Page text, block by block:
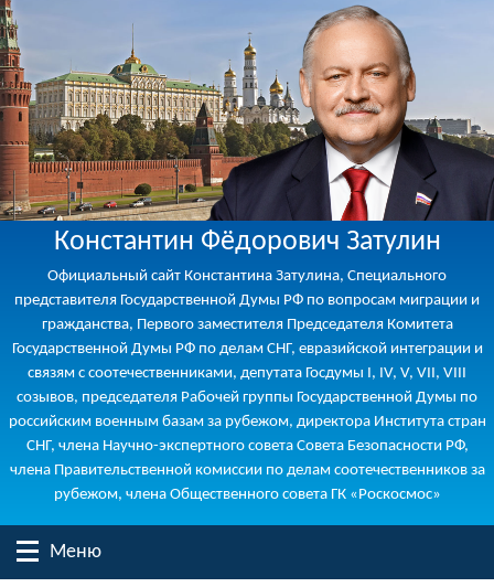
Константин Фёдорович Затулин
Официальный сайт Константина Затулина, Специального
представителя Государственной Думы РФ по вопросам миграции и
гражданства, Первого заместителя Председателя Комитета
Государственной Думы РФ по делам СНГ, евразийской интеграции и
связям с соотечественниками, депутата Госдумы I, IV, V, VII, VIII
созывов, председателя Рабочей группы Государственной Думы по
российским военным базам за рубежом, директора Института стран
СНГ, члена Научно-экспертного совета Совета Безопасности РФ,
члена Правительственной комиссии по делам соотечественников за
рубежом, члена Общественного совета ГК «Роскосмос»
Меню